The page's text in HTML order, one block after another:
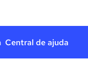
Central de ajuda